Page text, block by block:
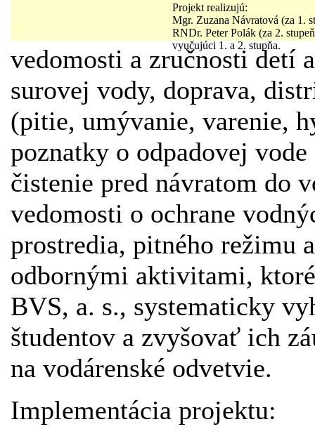
Projekt realizujú:
Mgr. Zuzana Návratová (za 1.
RNDr. Peter Polák (za 2.
vyučujúci 1. a 2. stupňa.
vedomosti a zručnosti detí
surovej vody, doprava,
(pitie, umývanie, varenie,
poznatky o odpadovej
čistenie pred návratom do
vedomosti o ochrane
prostredia, pitného režimu
odbornými aktivitami,
BVS, a. s., systematicky
študentov a zvyšovať ich
na vodárenské odvetvie.
Implementácia projektu: